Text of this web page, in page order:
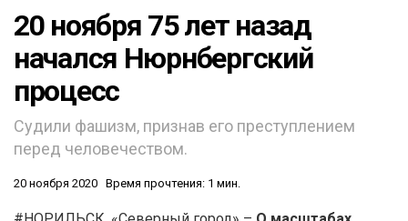
20 ноября 75 лет назад
начался Нюрнбергский
процесс
Судили фашизм, признав его преступлением
перед человечеством.
20 ноября 2020 Время прочтения: 1 мин.